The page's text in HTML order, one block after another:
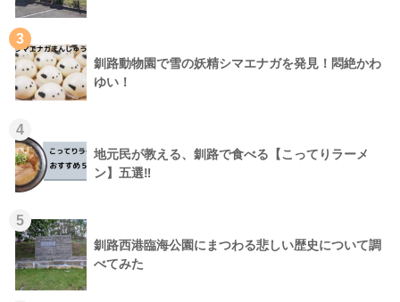
3
釧路動物園で雪の妖精シマエナガを発見！悶絶かわ
ゆい！
4
地元民が教える、釧路で食べる【こってりラーメ
ン】五選‼
5
釧路西港臨海公園にまつわる悲しい歴史について調
べてみた